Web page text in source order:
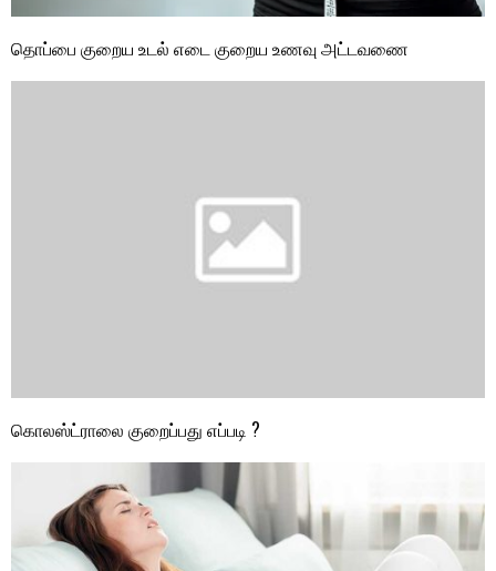
தொப்பை குறைய உடல் எடை குறைய உணவு அட்டவணை
கொலஸ்ட்ராலை குறைப்பது எப்படி ?